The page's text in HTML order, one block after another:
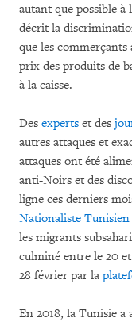
autant que possible
décrit la
que les
prix des produits de
à la caisse.
Des experts et des
autres attaques et
attaques ont été
anti-Noirs et des
ligne ces derniers
Nationaliste Tunisien
les migrants
culminé entre le 20
28 février par la
En 2018, la Tunisie a